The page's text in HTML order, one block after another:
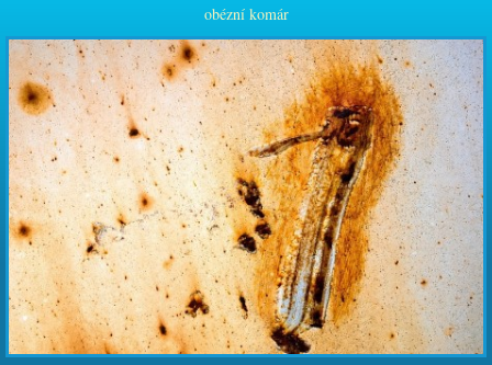
obézní komár